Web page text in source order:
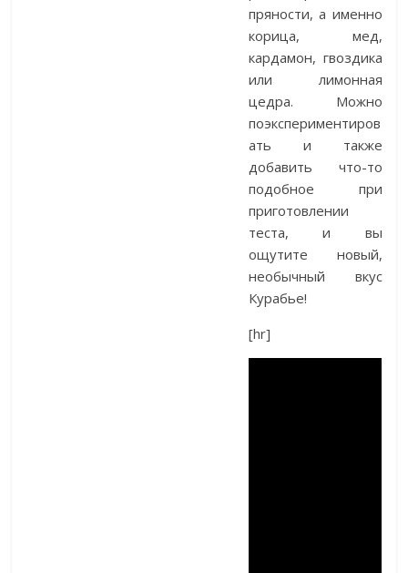
пряности, а именно
корица, мед,
кардамон, гвоздика
или лимонная
цедра. Можно
поэкспериментиров
ать и также
добавить что-то
подобное при
приготовлении
теста, и вы
ощутите новый,
необычный вкус
Курабье!
[hr]